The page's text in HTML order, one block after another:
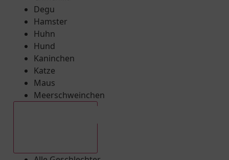
Degu
Hamster
Huhn
Hund
Kaninchen
Katze
Maus
Meerschweinchen